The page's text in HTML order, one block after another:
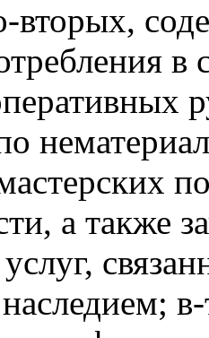
вторых,
в
а также